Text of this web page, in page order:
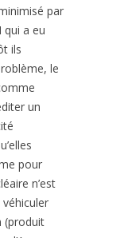
par
qui a eu
ils
le
un
pour
n’est
(produit